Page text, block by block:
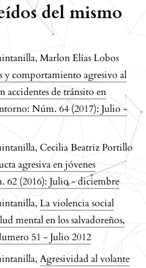
del mismo
Marlon Elías Lobos
y comportamiento agresivo al
accidentes de tránsito en
Núm. 64 (2017): Julio -
Cecilia Beatriz Portillo
agresiva en jóvenes
62 (2016): Julio - diciembre
La violencia social
mental en los salvadoreños,
51 - Julio 2012
Agresividad al volante